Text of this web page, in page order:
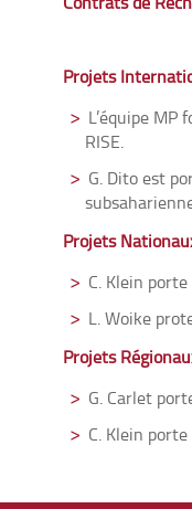
Projets
L’équipe
RISE.
G. Dito est
Projets
C. Klein
L. Woike
Projets
G. Carlet
C. Klein